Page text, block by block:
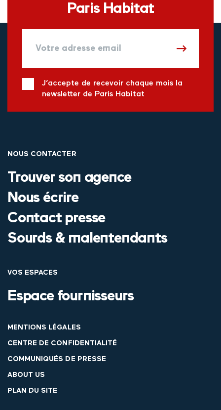
Paris Habitat
J’accepte de recevoir chaque mois la
newsletter de Paris Habitat
NOUS CONTACTER
Trouver son agence
Nous écrire
Contact presse
Sourds & malentendants
VOS ESPACES
Espace fournisseurs
MENTIONS LÉGALES
CENTRE DE CONFIDENTIALITÉ
COMMUNIQUÉS DE PRESSE
ABOUT US
PLAN DU SITE